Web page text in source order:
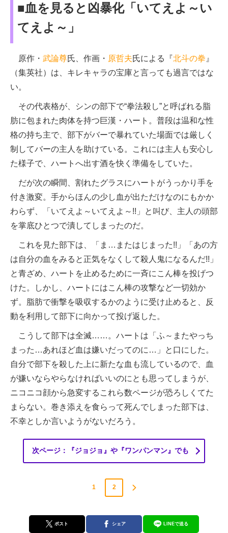
■血を見ると凶暴化「いてえよ～い
てえよ～」
原作・ 武論尊氏、作画・ 原哲夫氏による『北斗の拳 』
（集英社）は、キレキャラの宝庫と言っても過言ではな
い。
その代表格が、シンの部下で“拳法殺し”と呼ばれる脂
肪に包まれた肉体を持つ巨漢・ハート。普段は温和な性
格の持ち主で、部下がバーで暴れていた場面では厳しく
制してバーの主人を助けている。これには主人も安心し
た様子で、ハートへ出す酒を快く準備をしていた。
だが次の瞬間、割れたグラスにハートがうっかり手を
付き激変。手からほんの少し血が出ただけなのにもかか
わらず、「いてえよ～いてえよ～!!」と叫び、主人の頭部
を掌底ひとつで潰してしまったのだ。
これを見た部下は、「ま…またはじまった!!」「あの方
は自分の血をみると正気をなくして殺人鬼になるんだ!!」
と青ざめ、ハートを止めるために一斉にこん棒を投げつ
けた。しかし、ハートにはこん棒の攻撃など一切効か
ず。脂肪で衝撃を吸収するかのように受け止めると、反
動を利用して部下に向かって投げ返した。
こうして部下は全滅……。ハートは「ふ～またやっち
まった…あれほど血は嫌いだってのに…」と口にした。
自分で部下を殺した上に新たな血も流しているので、血
が嫌いならやらなければいいのにとも思ってしまうが、
ニコニコ顔から急変するこれら数ページが恐ろしくてた
まらない。巻き添えを食らって死んでしまった部下は、
不幸としか言いようがないだろう。
次ページ：『ジョジョ』や『ワンパンマン』でも
1 2
ポスト シェア LINEで送る